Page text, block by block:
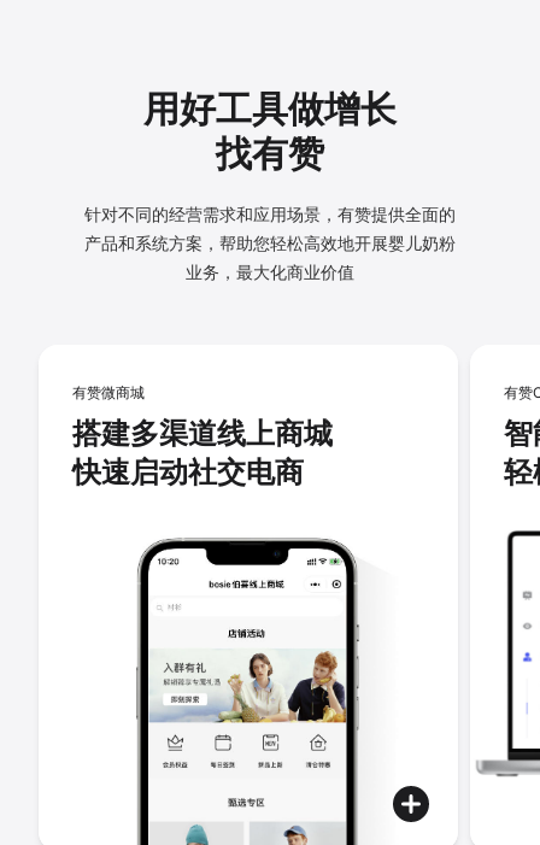
用好工具做增长
找有赞
针对不同的经营需求和应用场景，有赞提供全面的
产品和系统方案， 帮助您轻松高效地开展婴儿奶粉
业务，最大化商业价值
有赞微商城
搭建多渠道线上商城
快速启动社交电商
有赞
智
轻